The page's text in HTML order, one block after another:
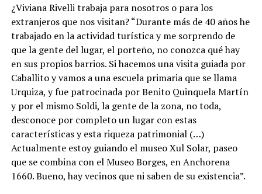
¿Viviana Rivelli trabaja para nosotros o para los
extranjeros que nos visitan? “Durante más de 40 años he
trabajado en la actividad turística y me sorprendo de
que la gente del lugar, el porteño, no conozca qué hay
en sus propios barrios. Si hacemos una visita guiada por
Caballito y vamos a una escuela primaria que se llama
Urquiza, y fue patrocinada por Benito Quinquela Martín
y por el mismo Soldi, la gente de la zona, no toda,
desconoce por completo un lugar con estas
características y esta riqueza patrimonial (…)
Actualmente estoy guiando el museo Xul Solar, paseo
que se combina con el Museo Borges, en Anchorena
1660. Bueno, hay vecinos que ni saben de su existencia”.